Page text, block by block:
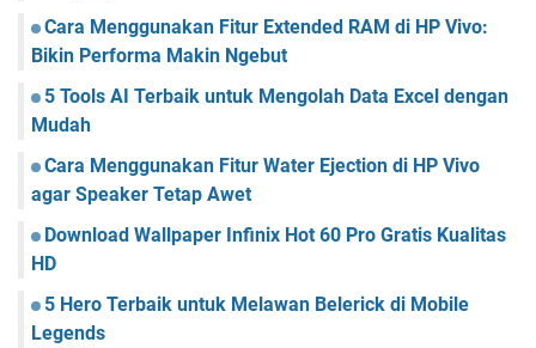
Cara Menggunakan Fitur Extended RAM di HP Vivo:
Bikin Performa Makin Ngebut
5 Tools AI Terbaik untuk Mengolah Data Excel dengan
Mudah
Cara Menggunakan Fitur Water Ejection di HP Vivo
agar Speaker Tetap Awet
Download Wallpaper Infinix Hot 60 Pro Gratis Kualitas
HD
5 Hero Terbaik untuk Melawan Belerick di Mobile
Legends